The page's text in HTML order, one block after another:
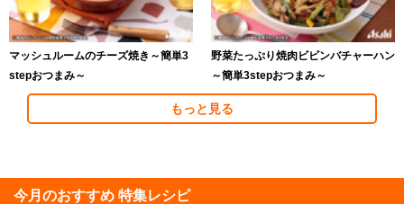
マッシュルームのチーズ焼き～簡単3
stepおつまみ～
野菜たっぷり焼肉ビビンバチャーハン
～簡単3stepおつまみ～
もっと見る
今月のおすすめ 特集レシピ